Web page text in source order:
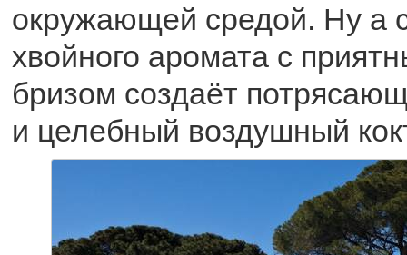
окружающей средой. Ну а
хвойного аромата с
бризом создаёт
и целебный воздушный